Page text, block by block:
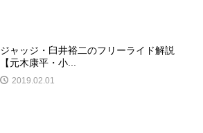
ジャッジ・臼井裕二のフリーライド解説
【元木康平・小...
2019.02.01